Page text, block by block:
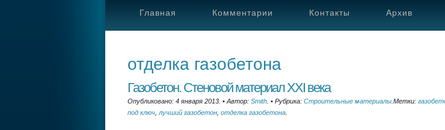
Главная Комментарии Контакты Архив
отделка газобетона
Газобетон. Стеновой материал XXI века
Опубликовано: 4 января 2013. • Автор: Smith • Рубрика: Строительные материалы Метки:
под ключ лучший газобетон отделка газобетона